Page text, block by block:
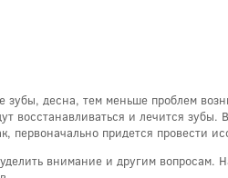
зубы, десна, тем меньше проблем
восстанавливаться и лечится зубы.
первоначально придется провести
внимание и другим